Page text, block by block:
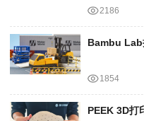
2186
Bambu
1854
PEEK 3D打